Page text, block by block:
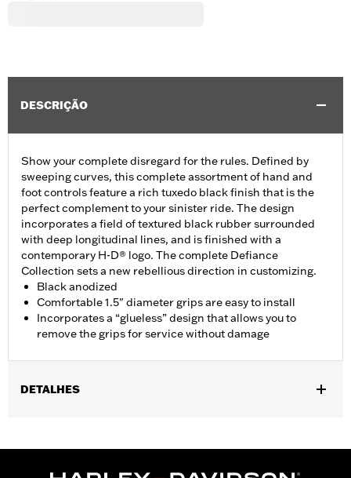
DESCRIÇÃO
Show your complete disregard for the rules. Defined by
sweeping curves, this complete assortment of hand and
foot controls feature a rich tuxedo black finish that is the
perfect complement to your sinister ride. The design
incorporates a field of textured black rubber surrounded
with deep longitudinal lines, and is finished with a
contemporary H-D® logo. The complete Defiance
Collection sets a new rebellious direction in customizing.
Black anodized
Comfortable 1.5" diameter grips are easy to install
Incorporates a “glueless” design that allows you to
remove the grips for service without damage
DETALHES
Installation Instructions